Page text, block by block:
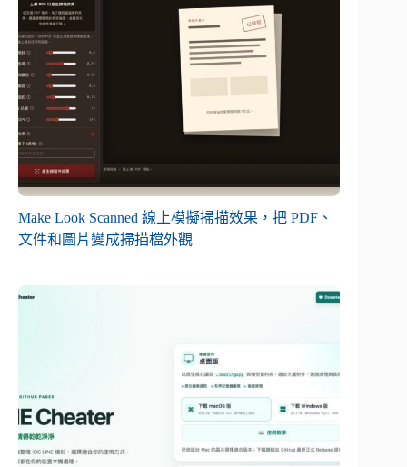
Make Look Scanned 線上模擬掃描效果，把 PDF、
文件和圖片變成掃描檔外觀